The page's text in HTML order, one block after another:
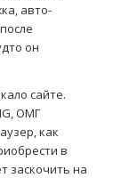
авто-
он
сайте.
ОМГ
как
в
заскочить на